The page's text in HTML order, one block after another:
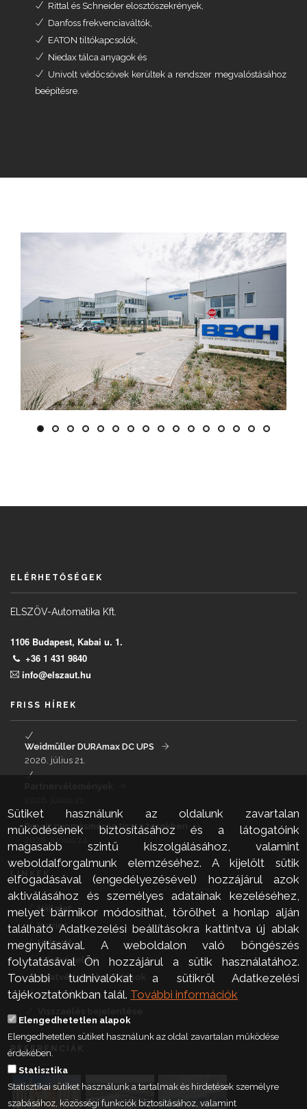
Rittal és Schneider elosztószekrények,
Danfoss frekvenciaváltók,
EATON tiltókapcsolók,
Niedax tálca anyagok és
Univolt védőcsövek kerültek a rendszer megvalóstásához
beépítésre.
ELÉRHETŐSÉGEK
ELSZÖV-Automatika Kft.
1106 Budapest, Kabai u. 1.
+36 1 431 9840
info@elszaut.hu
FRISS HÍREK
Weidmüller DURAmax DC UPS
2026. július 21.
Precíz nyomásmérés tiszta terekben
LINKEK
Vállalat
Karrier
Hírlevél
Adatvédelem
Adatvédelmi beállítások
Kapcsolat
REFERENCIÁK
Sütiket használunk az oldalunk zavartalan
működésének biztosításához és a látogatóink
magasabb szintű kiszolgálásához, valamint
weboldalforgalmunk elemzéséhez. A kijelölt sütik
elfogadásával (engedélyezésével) hozzájárul azok
aktiválásához és személyes adatainak kezeléséhez,
melyet bármikor módosíthat, törölhet a honlap alján
található Adatkezelési beállításokra kattintva új ablak
megnyitásával. A weboldalon való böngészés
folytatásával Ön hozzájárul a sütik használatához.
További tudnivalókat a sütikről Adatkezelési
tájékoztatónkban talál. További információk
Elengedhetetlen alapok
Elengedhetetlen sütiket használunk az oldal zavartalan működése
érdekében.
Statisztika
Statisztikai sütiket használunk a tartalmak és hirdetések személyre
szabásához, közösségi funkciók biztosításához, valamint